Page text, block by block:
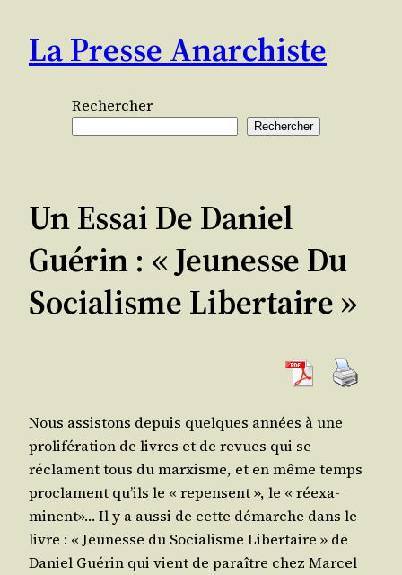
contenu
La Presse Anarchiste
Rechercher
Rechercher
Un Essai De Daniel
Guérin : « Jeunesse Du
Socialisme Libertaire »
Nous assis­tons depuis quelques années à une
pro­li­fé­ra­tion de livres et de revues qui se
réclament tous du mar­xisme, et en même temps
pro­clament qu’ils le « repensent », le « réexa­
minent»… Il y a aus­si de cette démarche dans le
livre : « Jeu­nesse du Socia­lisme Liber­taire » de
Daniel Gué­rin qui vient de paraître chez Mar­cel